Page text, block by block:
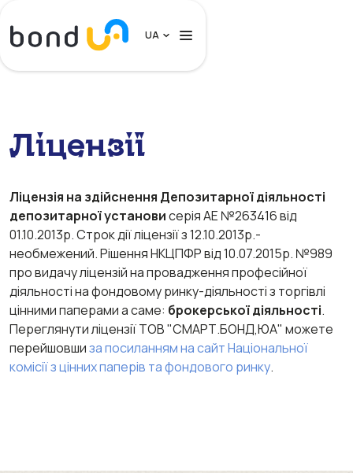
UA
Бізнесу
Клієнтам та Депонентам
Про нас
Контакти
Увійти
Ліцензії
Ліцензія на здійснення Депозитарної діяльності
депозитарної установисерія АЕ №263416 від
01.10.2013р. Строк дії ліцензії з 12.10.2013р.-
необмежений. Рішення НКЦПФР від 10.07.2015р. №989
про видачу ліцензій на провадження професійної
діяльності на фондовому ринку-діяльності з торгівлі
цінними паперами а саме: брокерської діяльності.
Переглянути ліцензії ТОВ "СМАРТ.БОНД,ЮА" можете
перейшовшиза посиланням на сайт Національної
комісії з цінних паперів та фондового ринку.